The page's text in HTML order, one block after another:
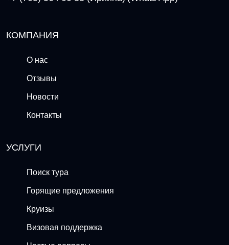
КОМПАНИЯ
О нас
Отзывы
Новости
Контакты
УСЛУГИ
Поиск тура
Горящие предложения
Круизы
Визовая поддержка